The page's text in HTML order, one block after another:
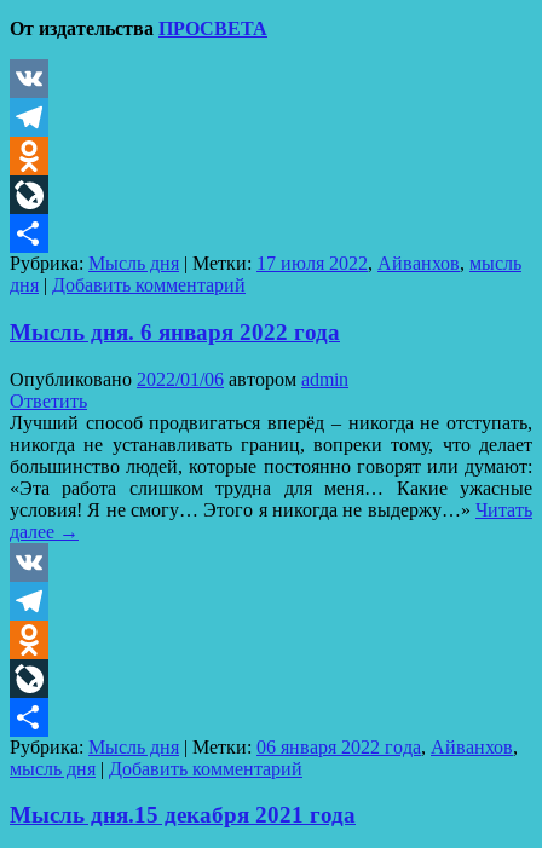
От издательства ПРОСВЕТА
VK
Telegram
Odnoklassniki
LiveJournal
Отправить
Рубрика: Мысль дня | Метки: 17 июля 2022, Айванхов, мысль
дня | Добавить комментарий
Мысль дня. 6 января 2022 года
Опубликовано 2022/01/06 автором admin
Ответить
Лучший способ продвигаться вперёд – никогда не отступать,
никогда не устанавливать границ, вопреки тому, что делает
большинство людей, которые постоянно говорят или думают:
«Эта работа слишком трудна для меня… Какие ужасные
условия! Я не смогу… Этого я никогда не выдержу…» Читать
далее →
VK
Telegram
Odnoklassniki
LiveJournal
Отправить
Рубрика: Мысль дня | Метки: 06 января 2022 года, Айванхов,
мысль дня | Добавить комментарий
Мысль дня.15 декабря 2021 года